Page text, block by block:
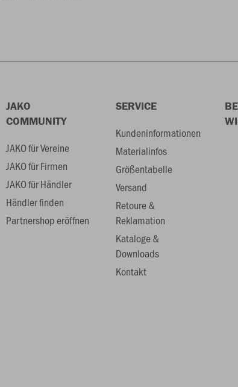
JAKO
COMMUNITY
JAKO für Vereine
JAKO für Firmen
JAKO für Händler
Händler finden
Partnershop eröffnen
SERVICE
Kundeninformationen
Materialinfos
Größentabelle
Versand
Retoure &
Reklamation
Kataloge &
Downloads
Kontakt